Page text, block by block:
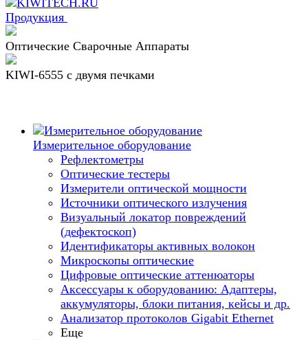
Продукция
Оптические Сварочные Аппараты
KIWI-6555 c двумя печками
Измерительное оборудование
Рефлектометры
Оптические тестеры
Измерители оптической мощности
Источники оптического излучения
Визуальный локатор повреждений
(дефектоскоп)
Идентификаторы активных волокон
Микроскопы оптические
Цифровые оптические аттенюаторы
Аксессуары к оборудованию: Адаптеры,
аккумуляторы, блоки питания, кейсы и др.
Анализатор протоколов Gigabit Ethernet
Еще